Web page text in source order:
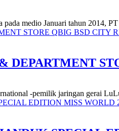
medio Januari tahun 2014,
DEPARTMENT
-pemilik jaringan gerai